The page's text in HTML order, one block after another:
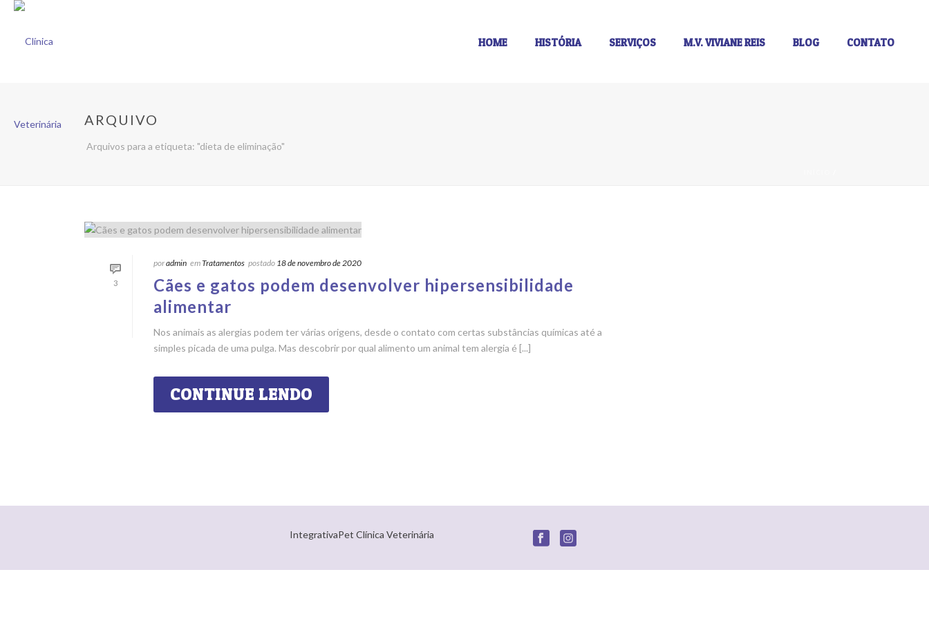
HOME HISTÓRIA SERVIÇOS M.V. VIVIANE REIS BLOG CONTATO
ARQUIVO
Arquivos para a etiqueta: "dieta de eliminação"
3
poradmin emTratamentos postado 18 de novembro de 2020
Cães e gatos podem desenvolver hipersensibilidade
alimentar
Nos animais as alergias podem ter várias origens, desde o contato com certas substâncias químicas até a
simples picada de uma pulga. Mas descobrir por qual alimento um animal tem alergia é [...]
CONTINUE LENDO
IntegrativaPet Clínica Veterinária